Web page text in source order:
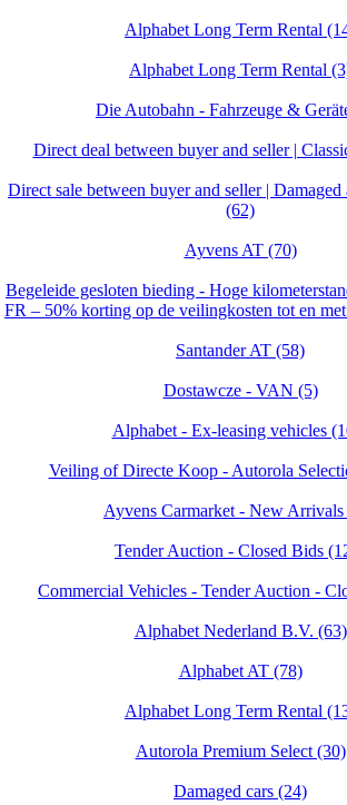
Alphabet Long Term Rental
Alphabet Long Term Rental
Die Autobahn - Fahrzeuge &
Direct deal between buyer and seller |
Direct sale between buyer and seller | Damaged
(62)
Ayvens AT (70)
Begeleide gesloten bieding - Hoge
FR – 50% korting op de veilingkosten tot en
Santander AT (58)
Dostawcze - VAN (5)
Alphabet - Ex-leasing vehicles
Veiling of Directe Koop - Autorola
Ayvens Carmarket - New
Tender Auction - Closed Bids
Commercial Vehicles - Tender Auction -
Alphabet Nederland B.V. (63)
Alphabet AT (78)
Alphabet Long Term Rental
Autorola Premium Select (30)
Damaged cars (24)